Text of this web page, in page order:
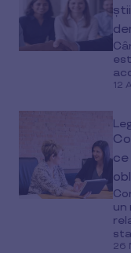
12
ce
un
26